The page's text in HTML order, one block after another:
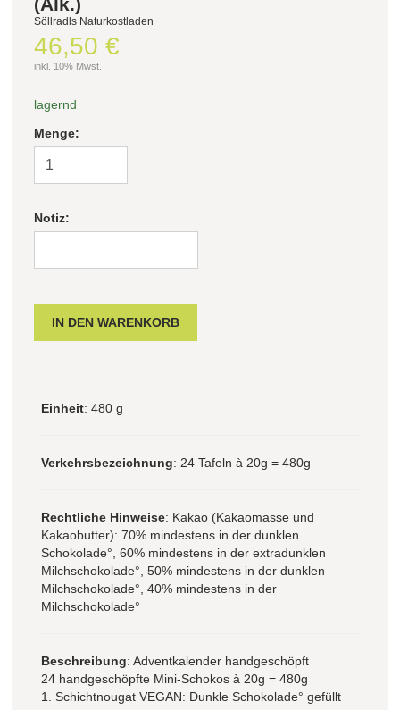
Filter zurücksetzen
Söllradls Naturkostladen
46,50 €
inkl. 10% Mwst.
lagernd
Menge:
Notiz:
Einheit: 480 g
Verkehrsbezeichnung: 24 Tafeln à 20g = 480g
Rechtliche Hinweise: Kakao (Kakaomasse und
Kakaobutter): 70% mindestens in der dunklen
Schokolade°, 60% mindestens in der extradunklen
Milchschokolade°, 50% mindestens in der dunklen
Milchschokolade°, 40% mindestens in der
Milchschokolade°
Beschreibung: Adventkalender handgeschöpft
24 handgeschöpfte Mini-Schokos à 20g = 480g
1. Schichtnougat VEGAN: Dunkle Schokolade° gefüllt